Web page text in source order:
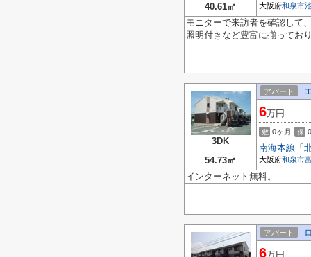
40.61㎡
大阪府和泉市
モニターで来訪者を確認して
照明付きなど豊富に揃ってお
3DK
54.73㎡
アパート
6万円
敷 0ヶ月 保
南海本線 「
大阪府和泉市
インターネット無料。
アパート
6万円